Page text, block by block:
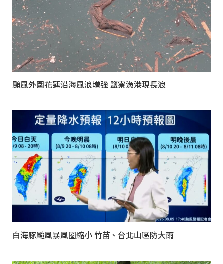
颱風外圍花蓮沿海風浪增強 鹽寮漁港現長浪
白海豚颱風暴風圈縮小 竹苗、台北山區防大雨